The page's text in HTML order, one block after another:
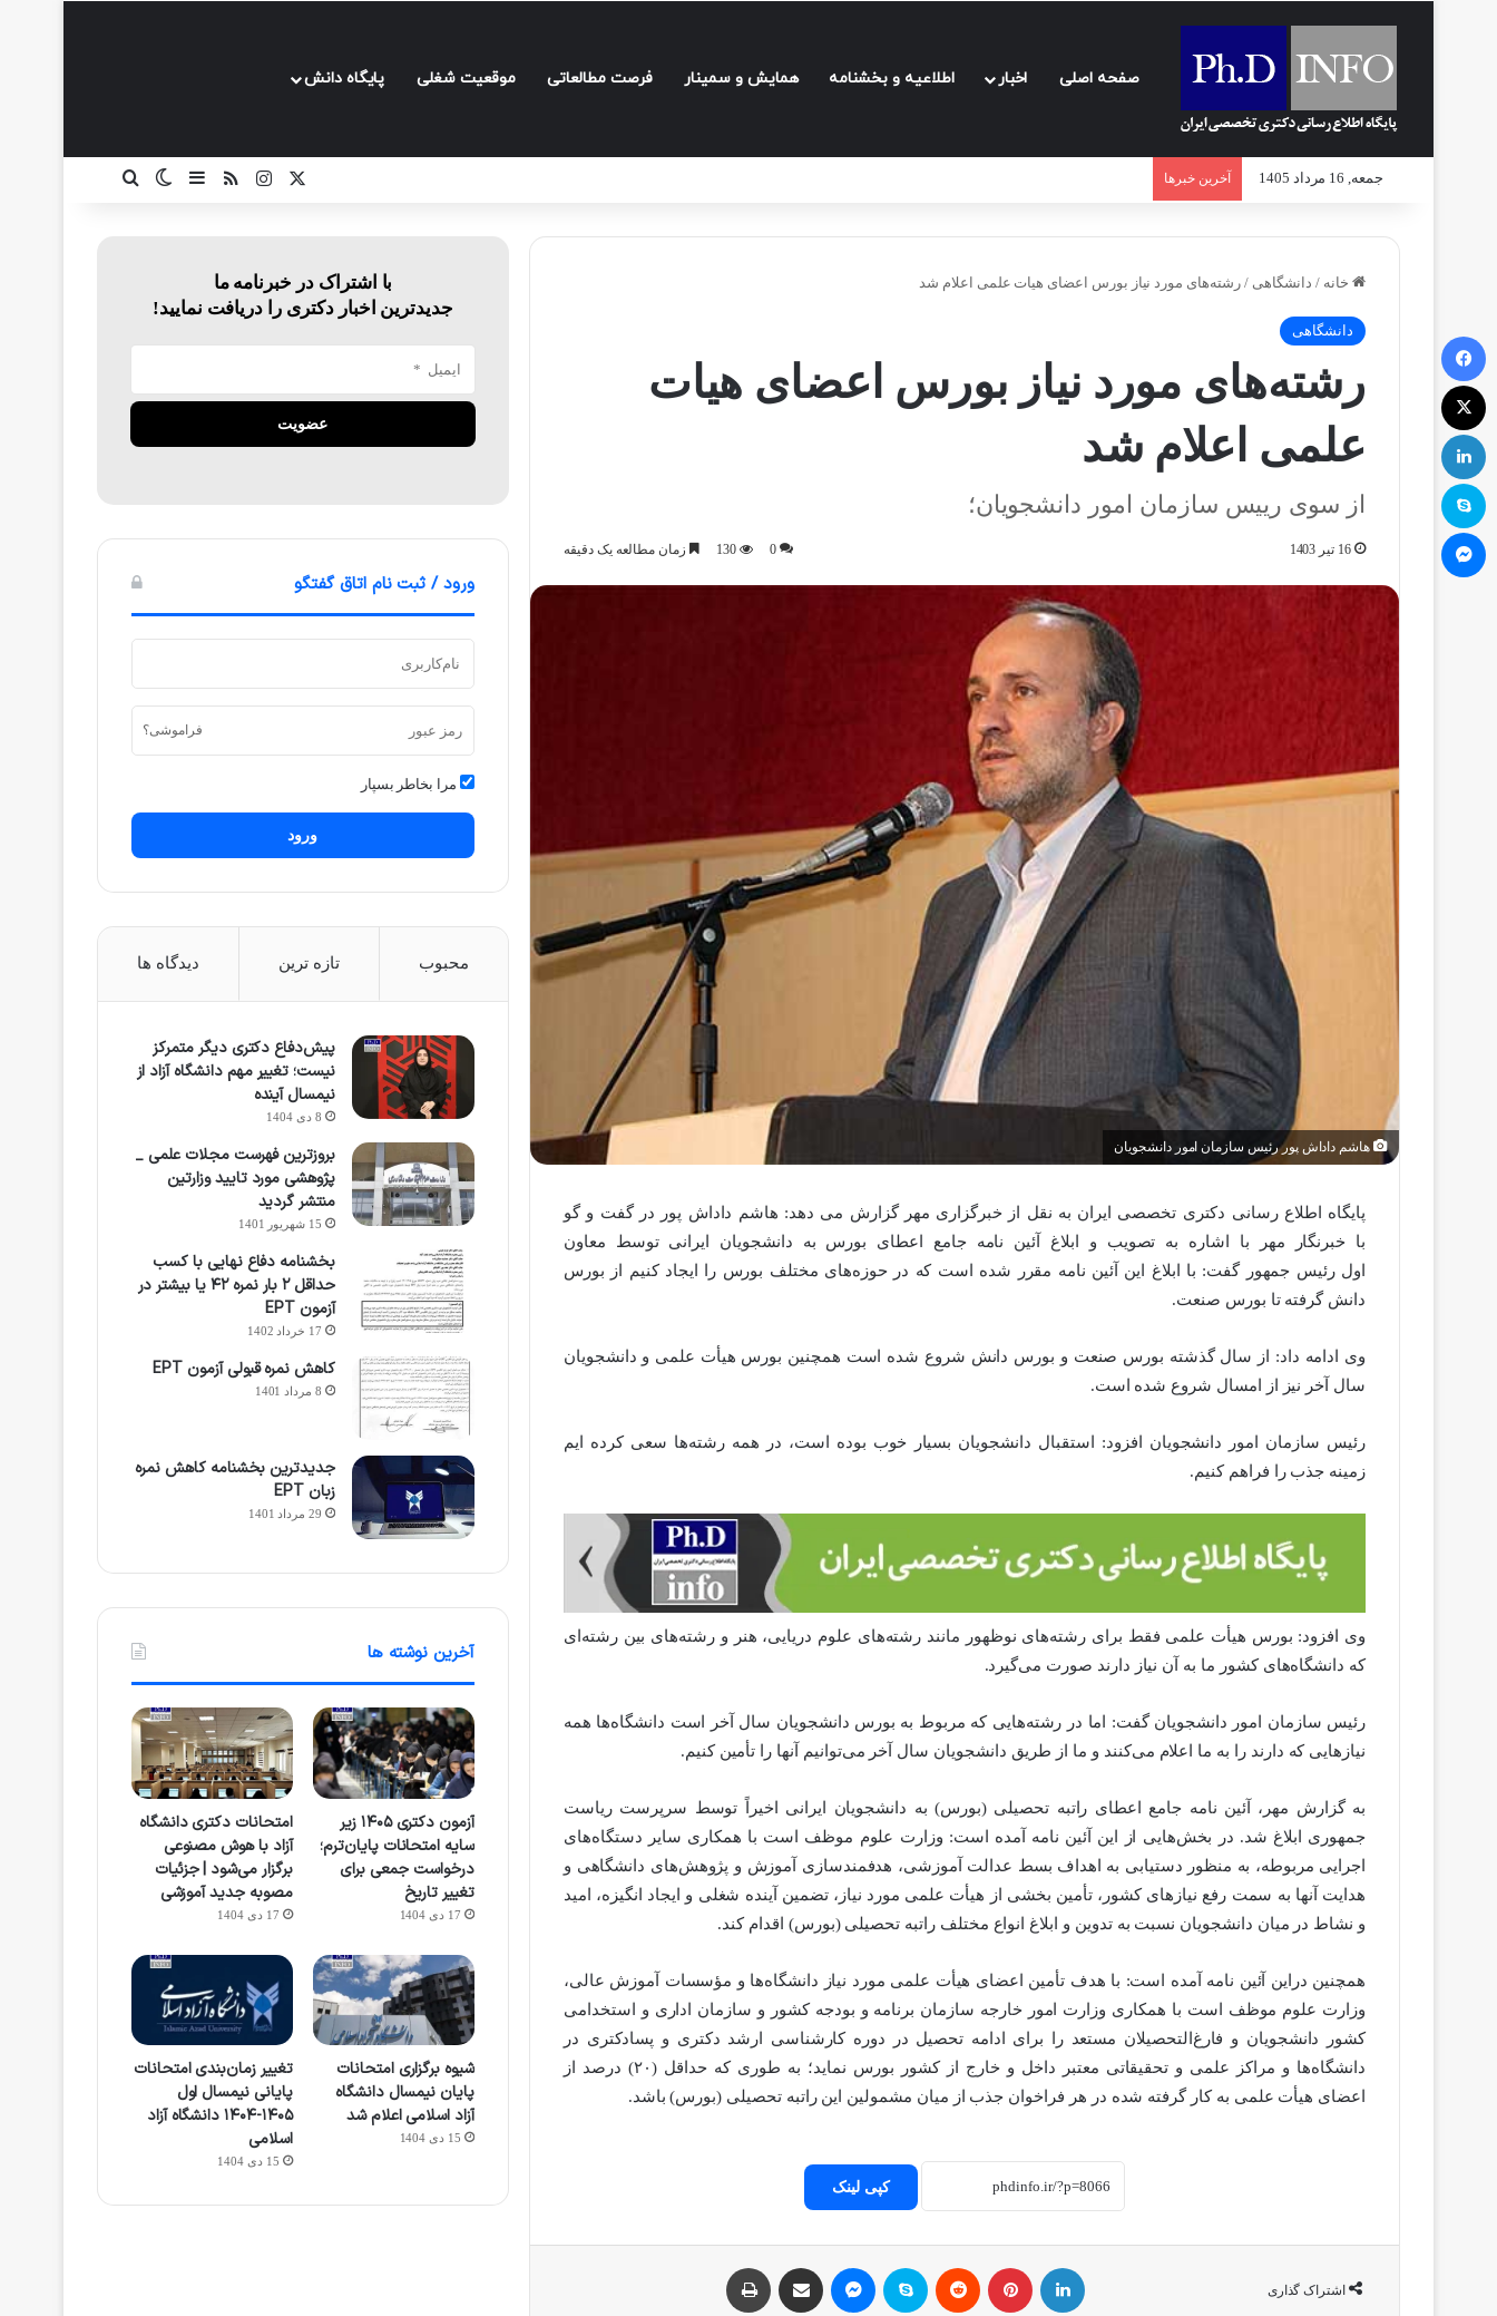
صفحه اصلی اخبار اطلاعیه و بخشنامه‌ همایش و سمینار فرصت مطالعاتی موقعیت شغلی پایگاه دانش
جمعه, 16 مرداد 1405 آخرین خبرها ایکساینستاگرام
خوراکسایدبارتغییر پوسته
خانه / دانشگاهی / رشته‌های مورد نیاز بورس اعضای هیات علمی اعلام شد
دانشگاهی
رشته‌های مورد نیاز بورس اعضای هیات
علمی اعلام شد
از سوی رییس سازمان امور دانشجویان؛
16 تیر 1403 0
130 زمان مطالعه یک دقیقه
هاشم داداش پور رئیس سازمان امور دانشجویان
پایگاه اطلاع رسانی دکتری تخصصی ایران به نقل از خبرگزاری مهر گزارش می دهد: هاشم داداش پور در گفت و گو
با خبرنگار مهر با اشاره به تصویب و ابلاغ آئین نامه جامع اعطای بورس به دانشجویان ایرانی توسط معاون
اول رئیس جمهور گفت: با ابلاغ این آئین نامه مقرر شده است که در حوزه‌های مختلف بورس را ایجاد کنیم از بورس
دانش گرفته تا بورس صنعت.
وی ادامه داد: از سال گذشته بورس صنعت و بورس دانش شروع شده است همچنین بورس هیأت علمی و دانشجویان
سال آخر نیز از امسال شروع شده است.
رئیس سازمان امور دانشجویان افزود: استقبال دانشجویان بسیار خوب بوده است، در همه رشته‌ها سعی کرده ایم
زمینه جذب را فراهم کنیم.
وی افزود: بورس هیأت علمی فقط برای رشته‌های نوظهور مانند رشته‌های علوم دریایی، هنر و رشته‌های بین رشته‌ای
که دانشگاه‌های کشور ما به آن نیاز دارند صورت می‌گیرد.
رئیس سازمان امور دانشجویان گفت: اما در رشته‌هایی که مربوط به بورس دانشجویان سال آخر است دانشگاه‌ها همه
نیازهایی که دارند را به ما اعلام می‌کنند و ما از طریق دانشجویان سال آخر می‌توانیم آنها را تأمین کنیم.
به گزارش مهر، آئین نامه جامع اعطای راتبه تحصیلی (بورس) به دانشجویان ایرانی اخیراً توسط سرپرست ریاست
جمهوری ابلاغ شد. در بخش‌هایی از این آئین نامه آمده است: وزارت علوم موظف است با همکاری سایر دستگاه‌های
اجرایی مربوطه، به منظور دستیابی به اهداف بسط عدالت آموزشی، هدفمندسازی آموزش و پژوهش‌های دانشگاهی و
هدایت آنها به سمت رفع نیازهای کشور، تأمین بخشی از هیأت علمی مورد نیاز، تضمین آینده شغلی و ایجاد انگیزه، امید
و نشاط در میان دانشجویان نسبت به تدوین و ابلاغ انواع مختلف راتبه تحصیلی (بورس) اقدام کند.
همچنین دراین آئین نامه آمده است: با هدف تأمین اعضای هیأت علمی مورد نیاز دانشگاه‌ها و مؤسسات آموزش عالی،
وزارت علوم موظف است با همکاری وزارت امور خارجه سازمان برنامه و بودجه کشور و سازمان اداری و استخدامی
کشور دانشجویان و فارغ‌التحصیلان مستعد را برای ادامه تحصیل در دوره کارشناسی ارشد دکتری و پسادکتری در
دانشگاه‌ها و مراکز علمی و تحقیقاتی معتبر داخل و خارج از کشور بورس نماید؛ به طوری که حداقل (۲۰) درصد از
اعضای هیأت علمی به کار گرفته شده در هر فراخوان جذب از میان مشمولین این راتبه تحصیلی (بورس) باشد.
کپی لینک
اشتراک گذاری
با اشتراک در خبرنامه ما
جدیدترین اخبار دکتری را دریافت نمایید!
ورود / ثبت نام اتاق گفتگو
فراموشی؟
مرا بخاطر بسپار
ورود
محبوب تازه ترین دیدگاه ها
پیش‌دفاع دکتری دیگر متمرکز
نیست؛ تغییر مهم دانشگاه آزاد از
نیمسال آینده
8 دی 1404
بروزترین فهرست مجلات علمی _
پژوهشی مورد تایید وزارتین
منتشر گردید
15 شهریور 1401
بخشنامه دفاع نهایی با کسب
حداقل ۲ بار نمره ۴۲ یا بیشتر در
آزمون EPT
17 خرداد 1402
کاهش نمره قبولی آزمون EPT
8 مرداد 1401
جدیدترین بخشنامه کاهش نمره
زبان EPT
29 مرداد 1401
آخرین نوشته ها
آزمون دکتری ۱۴۰۵ زیر
سایه امتحانات پایان‌ترم؛
درخواست جمعی برای
تغییر تاریخ
17 دی 1404
امتحانات دکتری دانشگاه
آزاد با هوش مصنوعی
برگزار می‌شود | جزئیات
مصوبه جدید آموزشی
17 دی 1404
شیوه برگزاری امتحانات
پایان نیمسال دانشگاه
آزاد اسلامی اعلام شد
15 دی 1404
تغییر زمان‌بندی امتحانات
پایانی نیمسال اول
۱۴۰۵-۱۴۰۴ دانشگاه آزاد
اسلامی
15 دی 1404